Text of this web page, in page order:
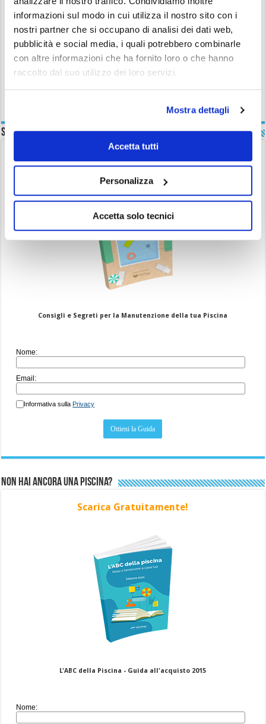
informazioni sul modo in cui utilizza il nostro sito con i
nostri partner che si occupano di analisi dei dati web,
pubblicità e social media, i quali potrebbero combinarle
con altre informazioni che ha fornito loro o che hanno
raccolto dal suo utilizzo dei loro servizi.
Mostra dettagli
Accetta tutti
Personalizza
Accetta solo tecnici
L’azienda New Plast nasce negli anni 50 del 900 con il nome di
Plastoflex e nel giro di breve tempo diviene un’ importante realtà
prodotti sono garantiti ...
Scarica la Guida
Consigli e Segreti per la Manutenzione della tua Piscina
Nome:
Email:
Informativa sulla Privacy
Non hai ancora una piscina?
Scarica Gratuitamente!
L'ABC della Piscina - Guida all'acquisto 2015
Nome: